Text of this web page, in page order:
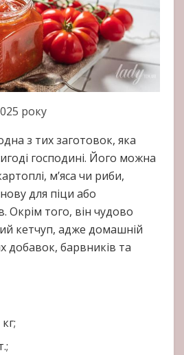
року
з тих заготовок, яка
господині. Його можна
м’яса чи риби,
для піци або
Окрім того, він чудово
кетчуп, адже домашній
добавок, барвників та